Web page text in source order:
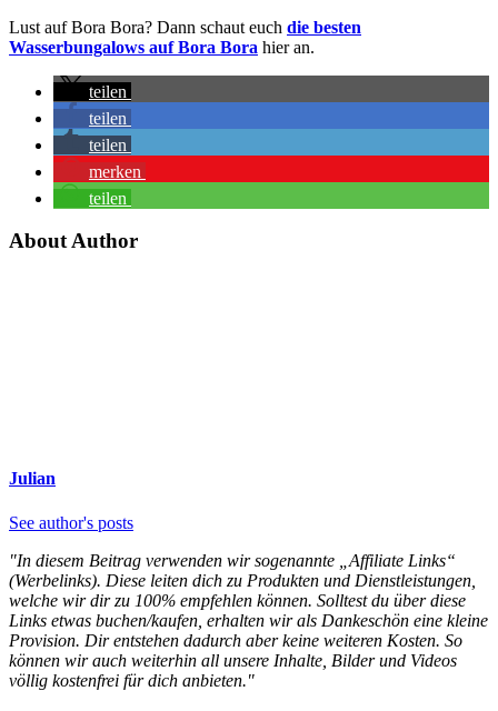
Lust auf Bora Bora? Dann schaut euch die besten
Wasserbungalows auf Bora Bora hier an.
teilen
teilen
teilen
merken
teilen
About Author
Julian
See author's posts
"In diesem Beitrag verwenden wir sogenannte „Affiliate Links“
(Werbelinks). Diese leiten dich zu Produkten und Dienstleistungen,
welche wir dir zu 100% empfehlen können. Solltest du über diese
Links etwas buchen/kaufen, erhalten wir als Dankeschön eine kleine
Provision. Dir entstehen dadurch aber keine weiteren Kosten. So
können wir auch weiterhin all unsere Inhalte, Bilder und Videos
völlig kostenfrei für dich anbieten."